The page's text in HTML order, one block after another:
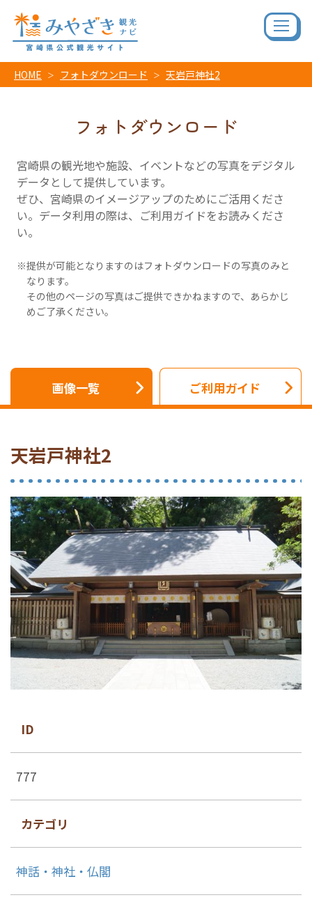
HOME フォトダウンロード 天岩戸神社2
フォトダウンロード
宮崎県の観光地や施設、イベントなどの写真をデジタル
データとして提供しています。
ぜひ、宮崎県のイメージアップのためにご活用くださ
い。データ利用の際は、ご利用ガイドをお読みくださ
い。
提供が可能となりますのはフォトダウンロードの写真のみと
なります。
その他のページの写真はご提供できかねますので、あらかじ
めご了承ください。
画像一覧 ご利用ガイド
天岩戸神社2
ID
777
カテゴリ
神話・神社・仏閣